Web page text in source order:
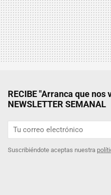
RECIBE "Arranca que nos
NEWSLETTER SEMANAL
Suscribiéndote aceptas nuestra